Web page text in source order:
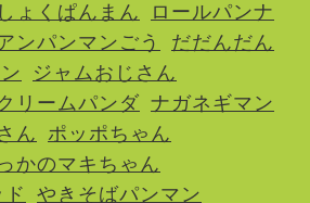
しょくぱんまん
ロールパンナ
ンパンマンごう
だだんだん
ジャムおじさん
リームパンダ ナガネギマン
ん
ポッポちゃん
かのマキちゃん
やきそばパンマン